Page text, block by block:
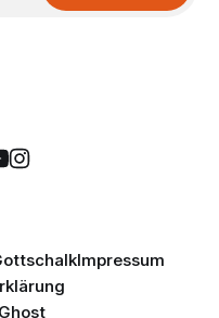
Impressum
Ghost